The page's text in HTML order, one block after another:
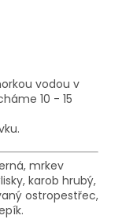
vodou v
10 - 15
mrkev
karob hrubý,
ostropestřec,